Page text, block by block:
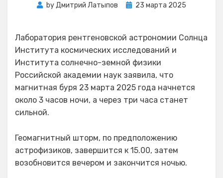
byДмитрий Латыпов
Posted
23 марта 2025
Лаборатория рентгеновской астрономии Солнца
Института космических исследований и
Института солнечно-земной физики
Российской академии наук заявила, что
магнитная буря 23 марта 2025 года начнется
около 3 часов ночи, а через три часа станет
сильной.
Геомагнитный шторм, по предположению
астрофизиков, завершится к 15.00, затем
возобновится вечером и закончится ночью.